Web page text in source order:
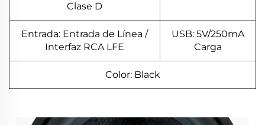
Clase D
Entrada: Entrada de Línea /
Interfaz RCA LFE
USB: 5V/250mA
Carga
Color: Black